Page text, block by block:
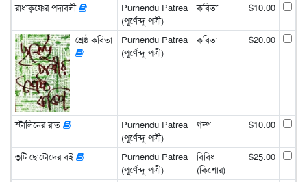
রাধাকৃষ্ণের পদাবলী
Purnendu Patrea
(পূর্ণেন্দু পত্রী)
কবিতা $10.00
শ্রেষ্ঠ কবিতা
Purnendu Patrea
(পূর্ণেন্দু পত্রী)
কবিতা $20.00
স্টালিনের রাত
Purnendu Patrea
(পূর্ণেন্দু পত্রী)
গল্প $10.00
৩টি ছোটোদের বই
Purnendu Patrea
(পূর্ণেন্দু পত্রী)
বিবিধ
(কিশোর)
$25.00